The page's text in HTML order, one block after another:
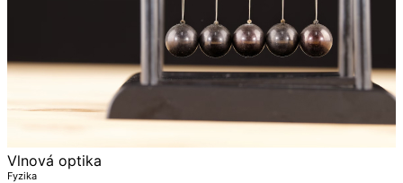
Vlnová optika
Fyzika